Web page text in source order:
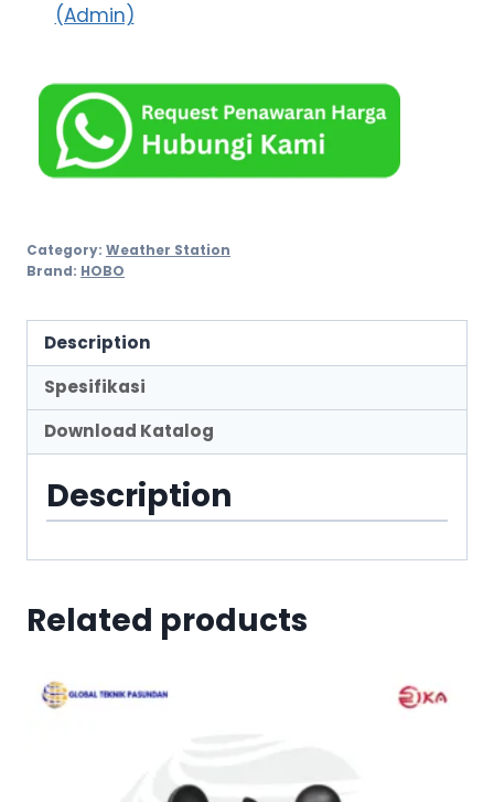
(Admin)
Category: Weather Station
Brand: HOBO
Description
Spesifikasi
Download Katalog
Description
Related products